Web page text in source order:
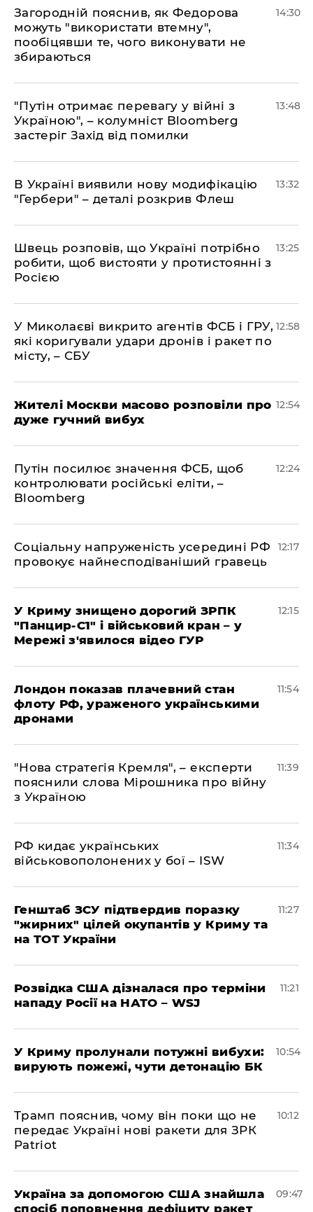
Загородній пояснив, як Федорова
можуть "використати втемну",
пообіцявши те, чого виконувати не
збираються
14:30
"Путін отримає перевагу у війні з
Україною", – колумніст Bloomberg
застеріг Захід від помилки
13:48
В Україні виявили нову модифікацію
"Гербери" – деталі розкрив Флеш
13:32
Швець розповів, що Україні потрібно
робити, щоб вистояти у протистоянні з
Росією
13:25
У Миколаєві викрито агентів ФСБ і ГРУ,
які коригували удари дронів і ракет по
місту, – СБУ
12:58
Жителі Москви масово розповіли про
дуже гучний вибух
12:54
Путін посилює значення ФСБ, щоб
контролювати російські еліти, –
Bloomberg
12:24
Соціальну напруженість усередині РФ
провокує найнесподіваніший гравець
12:17
У Криму знищено дорогий ЗРПК
"Панцир-С1" і військовий кран – у
Мережі з'явилося відео ГУР
12:15
Лондон показав плачевний стан
флоту РФ, ураженого українськими
дронами
11:54
"Нова стратегія Кремля", – експерти
пояснили слова Мірошника про війну
з Україною
11:39
РФ кидає українських
військовополонених у бої – ISW
11:34
Генштаб ЗСУ підтвердив поразку
"жирних" цілей окупантів у Криму та
на ТОТ України
11:27
Розвідка США дізналася про терміни
нападу Росії на НАТО – WSJ
11:21
У Криму пролунали потужні вибухи:
вирують пожежі, чути детонацію БК
10:54
Трамп пояснив, чому він поки що не
передає Україні нові ракети для ЗРК
Patriot
10:12
Україна за допомогою США знайшла
спосіб поповнення дефіциту ракет
09:47